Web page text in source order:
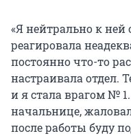
«Я нейтрально к ней
реагировала
постоянно что-то
настраивала отдел.
и я стала врагом №
начальнице,
после работы буду